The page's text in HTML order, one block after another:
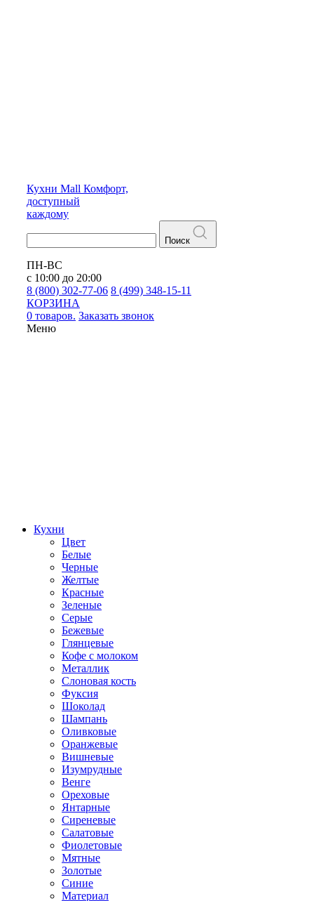
Кухни Mall Комфорт,
доступный
каждому
Поиск
ПН-ВС
с 10:00 до 20:00
8 (800) 302-77-06 8 (499) 348-15-11
КОРЗИНА
0 товаров. Заказать звонок
Меню
Кухни
Цвет
Белые
Черные
Желтые
Красные
Зеленые
Серые
Бежевые
Глянцевые
Кофе с молоком
Металлик
Слоновая кость
Фуксия
Шоколад
Шампань
Оливковые
Оранжевые
Вишневые
Изумрудные
Венге
Ореховые
Янтарные
Сиреневые
Салатовые
Фиолетовые
Мятные
Золотые
Синие
Материал